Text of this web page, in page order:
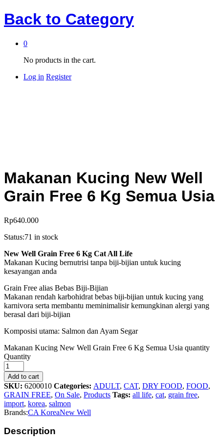
Back to Category
0
No products in the cart.
Log in Register
Makanan Kucing New Well
Grain Free 6 Kg Semua Usia
Rp640.000
Status:71 in stock
New Well Grain Free 6 Kg Cat All Life
Makanan Kucing bernutrisi tanpa biji-bijian untuk kucing
kesayangan anda
Grain Free alias Bebas Biji-Bijian
Makanan rendah karbohidrat bebas biji-bijian untuk kucing yang
karnivora serta membantu meminimalisir kemungkinan alergi yang
berasal dari biji-bijian
Komposisi utama: Salmon dan Ayam Segar
Makanan Kucing New Well Grain Free 6 Kg Semua Usia quantity
Quantity
Add to cart
SKU: 6200010 Categories: ADULT, CAT, DRY FOOD, FOOD,
GRAIN FREE, On Sale, Products Tags: all life, cat, grain free,
import, korea, salmon
Brands:CA KoreaNew Well
Description